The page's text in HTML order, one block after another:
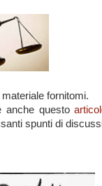
fornitomi.
anche questo
spunti di